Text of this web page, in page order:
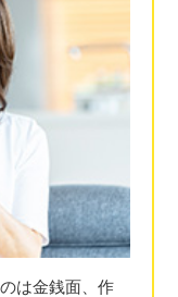
は金銭面、作